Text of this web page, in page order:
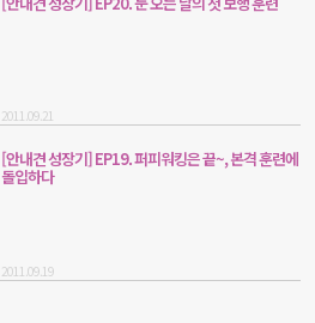
2011.09.21
[안내견 성장기] EP19. 퍼피워킹은 끝~, 본격 훈련에
돌입하다
2011.09.19